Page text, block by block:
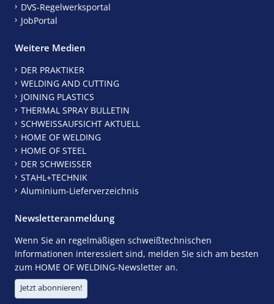
DVS-Regelwerksportal
JobPortal
Weitere Medien
DER PRAKTIKER
WELDING AND CUTTING
JOINING PLASTICS
THERMAL SPRAY BULLETIN
SCHWEISSAUFSICHT AKTUELL
HOME OF WELDING
HOME OF STEEL
DER SCHWEISSER
STAHL+TECHNIK
Aluminium-Lieferverzeichnis
Newsletteranmeldung
Wenn Sie an regelmäßigen schweißtechnischen
Informationen interessiert sind, melden Sie sich am besten
zum HOME OF WELDING-Newsletter an.
Jetzt abonnieren!